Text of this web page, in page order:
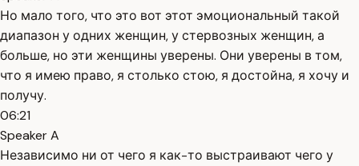
Но мало того, что это вот этот эмоциональный такой
диапазон у одних женщин, у стервозных женщин, а
больше, но эти женщины уверены. Они уверены в том,
что я имею право, я столько стою, я достойна, я хочу и
получу.
06:21
Speaker A
Независимо ни от чего я как-то выстраивают чего у